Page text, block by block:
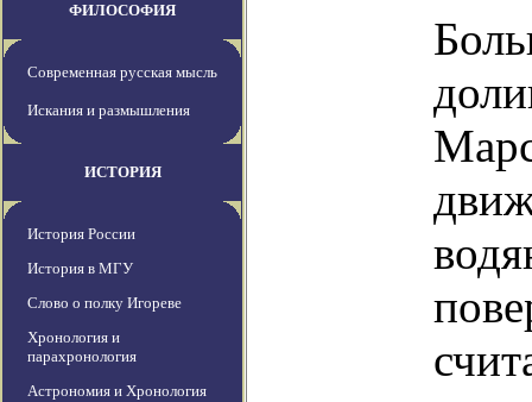
ФИЛОСОФИЯ
Современная русская мысль
Искания и размышления
ИСТОРИЯ
История России
История в МГУ
Слово о полку Игореве
Хронология и
парахронология
Астрономия и Хронология